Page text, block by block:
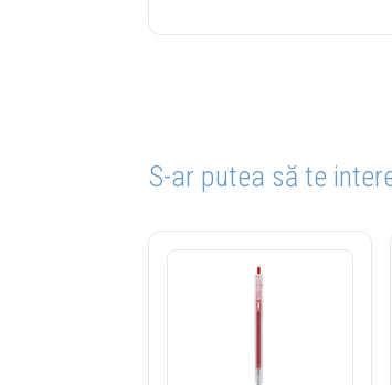
S-ar putea să te